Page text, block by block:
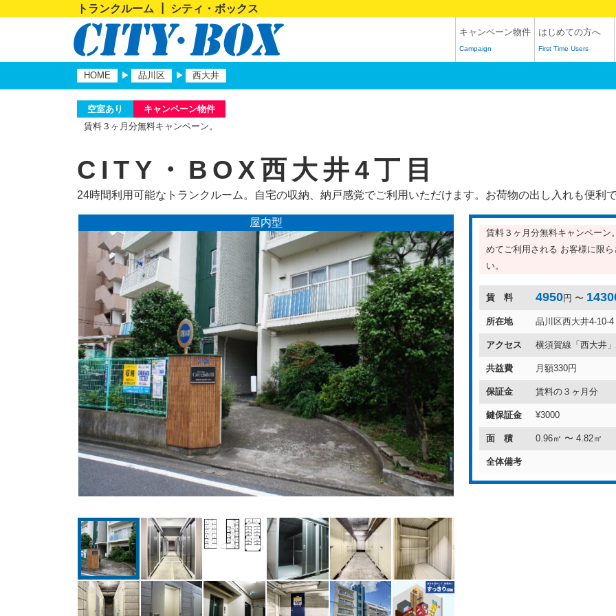
トランクルーム ┃ シティ・ボックス
キャンペーン物件
Campaign
はじめての方へ
First Time Users
HOME 品川区 西大井
空室あり
キャンペーン物件
賃料３ヶ月分無料キャンペーン。
CITY・BOX西大井4丁目
24時間利用可能なトランクルーム。自宅の収納、納戸感覚でご利用いただけます。お荷物の出し入れも便利
屋内型
賃料３ヶ月分無料キャンペーン
めてご利用される お客様に限
い。
賃 料 4950円 〜
所在地 品川区西大井4-10-4
アクセス 横須賀線「西大井
共益費 月額330円
保証金 賃料の３ヶ月分
鍵保証金 ¥3000
面 積 0.96㎡ 〜 4.82㎡
全体備考